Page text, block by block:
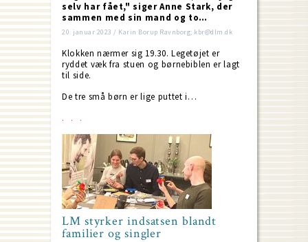
selv har fået," siger Anne Stark, der
sammen med sin mand og to…
20. januar 2023 / Karin Borup Ravnborg; kbr@dlm.dk
Klokken nærmer sig 19.30. Legetøjet er
ryddet væk fra stuen og børnebiblen er lagt
til side.
De tre små børn er lige puttet i…
LM styrker indsatsen blandt
familier og singler